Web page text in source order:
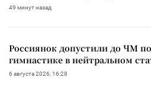
49 минут назад
Россиянок допустили до ЧМ
гимнастике в нейтральном
6 августа 2026, 16:28